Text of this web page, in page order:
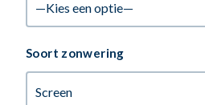
Soort zonwering